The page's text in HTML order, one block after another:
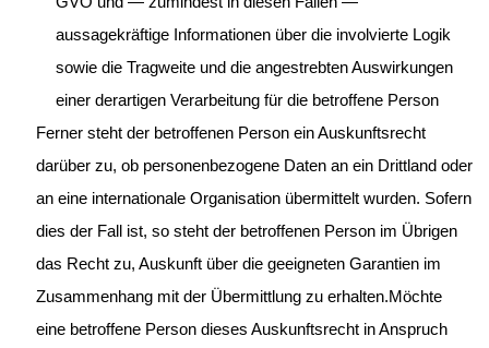
aussagekräftige Informationen über die involvierte Logik
sowie die Tragweite und die angestrebten Auswirkungen
einer derartigen Verarbeitung für die betroffene Person
Ferner steht der betroffenen Person ein Auskunftsrecht
darüber zu, ob personenbezogene Daten an ein Drittland oder
an eine internationale Organisation übermittelt wurden. Sofern
dies der Fall ist, so steht der betroffenen Person im Übrigen
das Recht zu, Auskunft über die geeigneten Garantien im
Zusammenhang mit der Übermittlung zu erhalten.Möchte
eine betroffene Person dieses Auskunftsrecht in Anspruch